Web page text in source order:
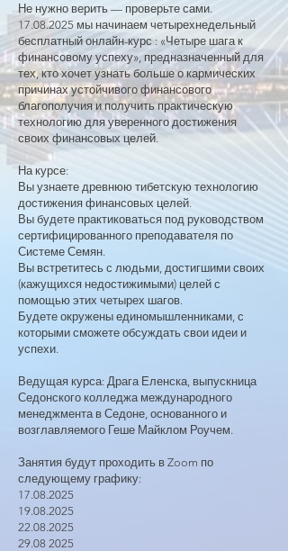
Не нужно верить — проверьте сами.
17.08.2025 мы начинаем четырехнедельный
бесплатный онлайн-курс : «Четыре шага к
финансовому успеху», предназначенный для
тех, кто хочет узнать больше о кармических
причинах устойчивого финансового
благополучия и получить практическую
технологию для уверенного достижения
своих финансовых целей.
На курсе:
Вы узнаете древнюю тибетскую технологию
достижения финансовых целей.
Вы будете практиковаться под руководством
сертифицированного преподавателя по
Системе Семян.
Вы встретитесь с людьми, достигшими своих
(кажущихся недостижимыми) целей с
помощью этих четырех шагов.
Будете окружены единомышленниками, с
которыми сможете обсуждать свои идеи и
успехи.
Ведущая курса: Драга Еленска, выпускница
Седонского колледжа международного
менеджмента в Седоне, основанного и
возглавляемого Геше Майклом Роучем.
Занятия будут проходить в Zoom по
следующему графику:
17.08.2025
19.08.2025
22.08.2025
29.08 2025